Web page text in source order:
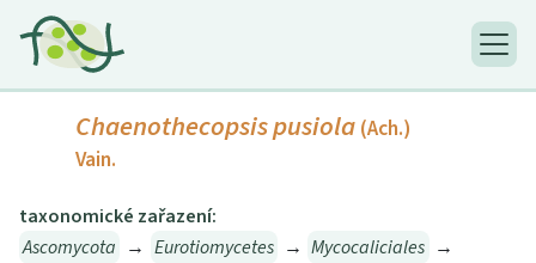
Chaenothecopsis pusiola (Ach.)
Vain.
taxonomické zařazení:
Ascomycota → Eurotiomycetes → Mycocaliciales →